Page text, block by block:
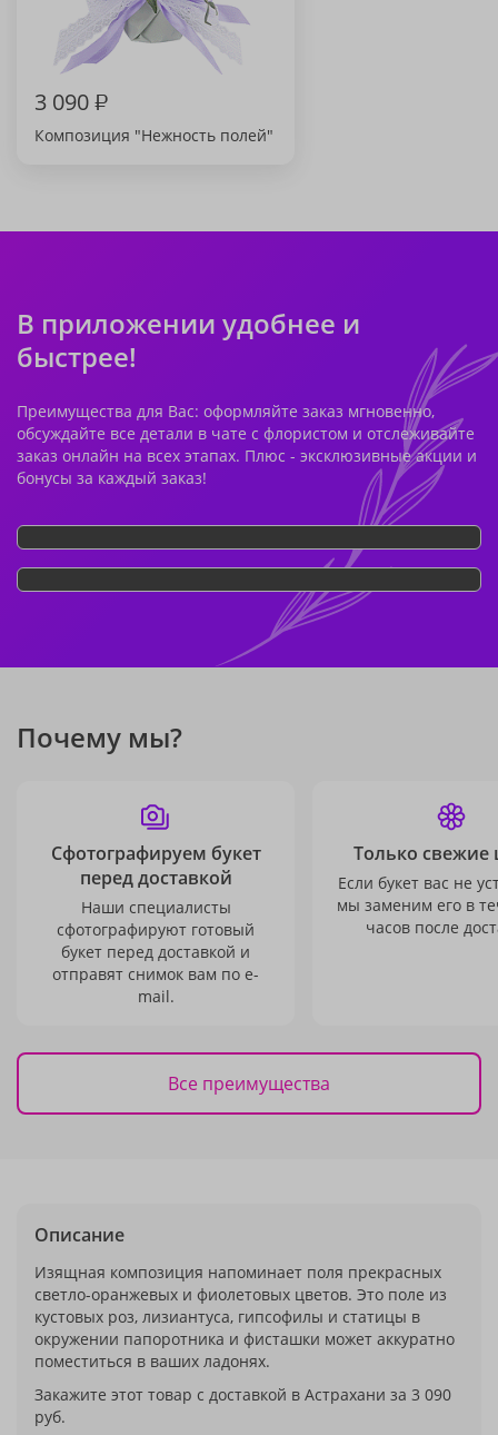
3 090₽
Композиция "Нежность полей"
В приложении удобнее и
быстрее!
Преимущества для Вас: оформляйте заказ мгновенно,
обсуждайте все детали в чате с флористом и отслеживайте
заказ онлайн на всех этапах. Плюс - эксклюзивные акции и
бонусы за каждый заказ!
Почему мы?
Сфотографируем букет
перед доставкой
Наши специалисты
сфотографируют готовый
букет перед доставкой и
отправят снимок вам по e-
mail.
Только свежие
Если букет вас не
мы заменим его в
часов после
Все преимущества
Описание
Изящная композиция напоминает поля прекрасных
светло-оранжевых и фиолетовых цветов. Это поле из
кустовых роз, лизиантуса, гипсофилы и статицы в
окружении папоротника и фисташки может аккуратно
поместиться в ваших ладонях.
Закажите этот товар с доставкой в Астрахани за 3 090
руб.